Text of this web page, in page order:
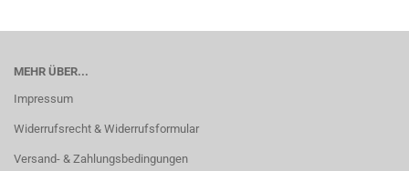
MEHR ÜBER...
Impressum
Widerrufsrecht & Widerrufsformular
Versand- & Zahlungsbedingungen